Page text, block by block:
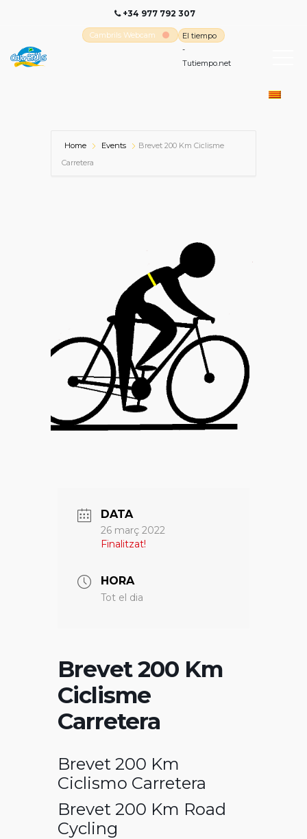
+34 977 792 307
Cambrils Webcam
El tiempo
-
Tutiempo.net
Home Events
Brevet 200 Km Ciclisme
Carretera
DATA
26 març 2022
Finalitzat!
HORA
Tot el dia
Brevet 200 Km
Ciclisme
Carretera
Brevet 200 Km
Ciclismo Carretera
Brevet 200 Km Road
Cycling